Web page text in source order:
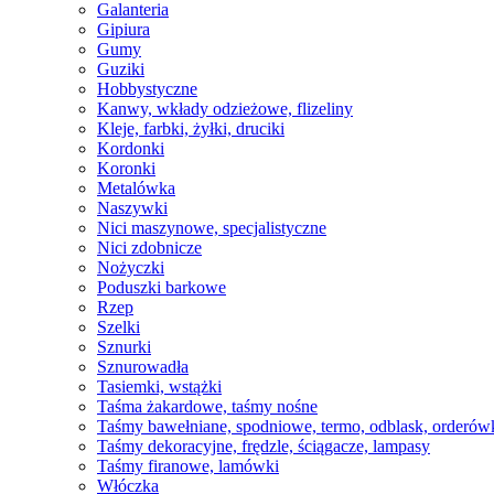
Galanteria
Gipiura
Gumy
Guziki
Hobbystyczne
Kanwy, wkłady odzieżowe, flizeliny
Kleje, farbki, żyłki, druciki
Kordonki
Koronki
Metalówka
Naszywki
Nici maszynowe, specjalistyczne
Nici zdobnicze
Nożyczki
Poduszki barkowe
Rzep
Szelki
Sznurki
Sznurowadła
Tasiemki, wstążki
Taśma żakardowe, taśmy nośne
Taśmy bawełniane, spodniowe, termo, odblask,
Taśmy dekoracyjne, frędzle, ściągacze, lampasy
Taśmy firanowe, lamówki
Włóczka